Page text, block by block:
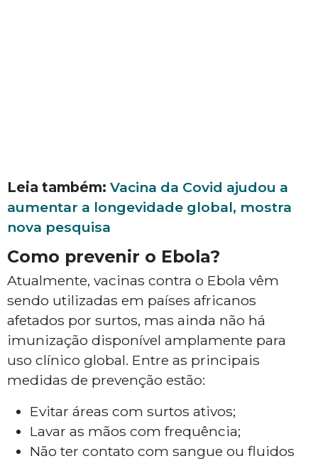
Leia também: Vacina da Covid ajudou a
aumentar a longevidade global, mostra
nova pesquisa
Como prevenir o Ebola?
Atualmente, vacinas contra o Ebola vêm
sendo utilizadas em países africanos
afetados por surtos, mas ainda não há
imunização disponível amplamente para
uso clínico global. Entre as principais
medidas de prevenção estão:
Evitar áreas com surtos ativos;
Lavar as mãos com frequência;
Não ter contato com sangue ou fluidos